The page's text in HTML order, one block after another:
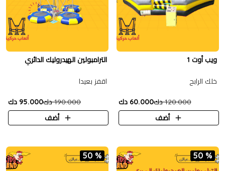
ويب أوت 1
خلك الرابح
120.000 دك
60.000 دك
أضف
الترامبولين الهيدروليك الدائري
اقفز بعيدا
190.000 دك
95.000 دك
أضف
50 %
50 %